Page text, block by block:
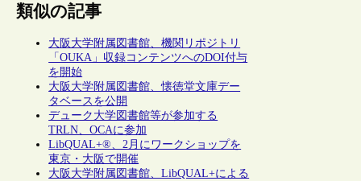
類似の記事
大阪大学附属図書館、機関リポジトリ
「OUKA」収録コンテンツへのDOI付与
を開始
大阪大学附属図書館、懐徳堂文庫デー
タベースを公開
デューク大学図書館等が参加する
TRLN、OCAに参加
LibQUAL+®、2月にワークショップを
東京・大阪で開催
大阪大学附属図書館、LibQUAL+による